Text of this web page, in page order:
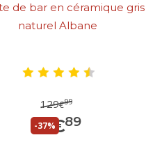
de bar en céramique
naturel Albane
-37%
129€99
81€89